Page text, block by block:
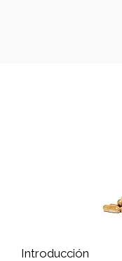
Introducción